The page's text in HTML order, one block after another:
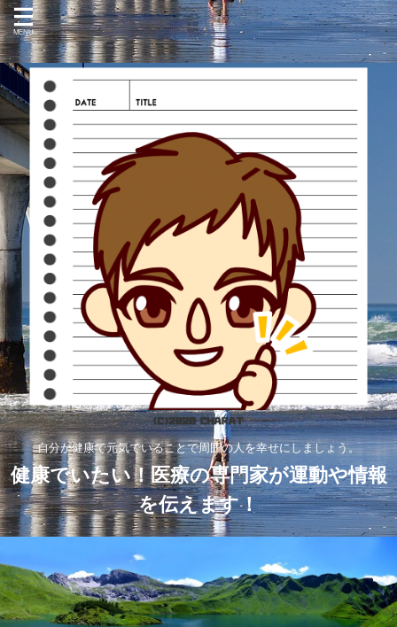
自分が健康で元気でいることで周囲の人を幸せにしましょう。
健康でいたい！医療の専門家が運動や情報
を伝えます！